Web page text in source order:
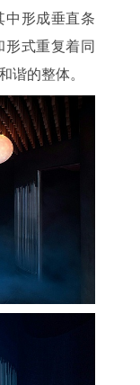
中形成垂直条
式重复着同
谐的整体。